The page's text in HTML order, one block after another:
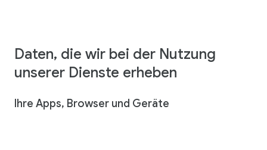
Daten, die wir bei der Nutzung
unserer Dienste erheben
Ihre Apps, Browser und Geräte